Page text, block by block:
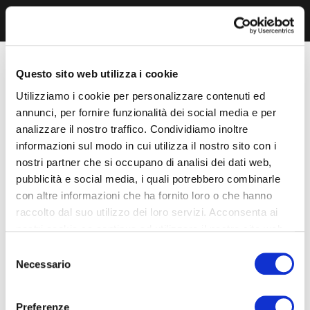
Questo sito web utilizza i cookie
Utilizziamo i cookie per personalizzare contenuti ed
annunci, per fornire funzionalità dei social media e per
analizzare il nostro traffico. Condividiamo inoltre
informazioni sul modo in cui utilizza il nostro sito con i
nostri partner che si occupano di analisi dei dati web,
pubblicità e social media, i quali potrebbero combinarle
con altre informazioni che ha fornito loro o che hanno
raccolto dal suo utilizzo dei loro servizi. Acconsenta ai
delNecessario
Preferenze